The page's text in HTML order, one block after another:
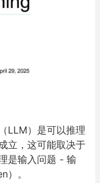
LLM）是可以推理
立，这可能取决于
是输入问题 - 输
。